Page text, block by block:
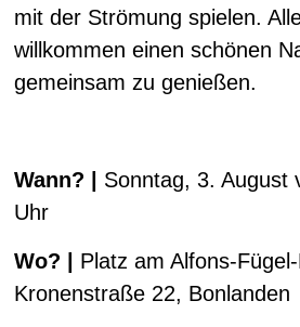
mit der Strömung spielen.
willkommen einen schönen
gemeinsam zu genießen.
Wann? | Sonntag, 3. August
Uhr
Wo? | Platz am Alfons-
Kronenstraße 22, Bonlanden